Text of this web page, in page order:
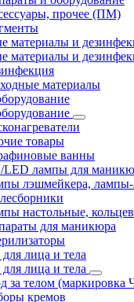
прочее (ПМ)
материалы и
материалы и
материалы
товары
ванны
LED лампы для
лэшмейкера,
настольные,
для маникюра
лица и тела
лица и тела
за телом (маркировка
кремов